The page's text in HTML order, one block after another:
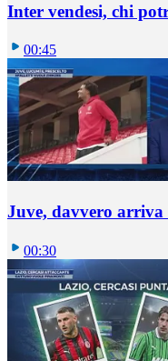
Inter vendesi, chi
00:45
Juve, davvero arriva
00:30